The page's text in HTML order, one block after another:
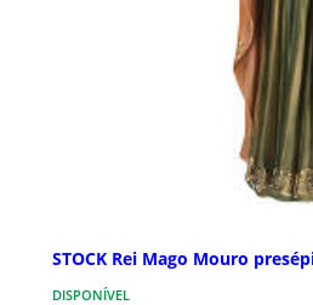
STOCK Rei Mago Mouro
DISPONÍVEL